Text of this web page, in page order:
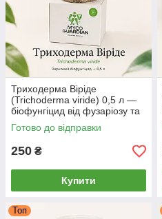
Триходерма Віріде
(Trichoderma viride) 0,5 л —
біофунгіцид від фузаріозу та
гнилей, зерновий міцелій
MYCO GUARDIAN
Готово до відправки
250 ₴
Купити
Топ